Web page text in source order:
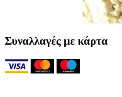
Συναλλαγές με κάρτα